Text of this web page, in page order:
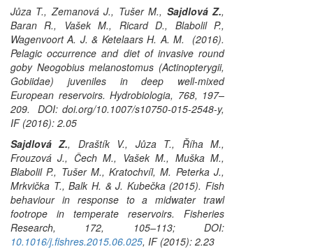
Jůza T., Zemanová J., Tušer M., Sajdlová Z.,
Baran R., Vašek M., Ricard D., Blabolil P.,
Wagenvoort A. J. & Ketelaars H. A. M. (2016).
Pelagic occurrence and diet of invasive round
goby Neogobius melanostomus (Actinopterygii,
Gobiidae) juveniles in deep well-mixed
European reservoirs. Hydrobiologia, 768, 197–
209. DOI: doi.org/10.1007/s10750-015-2548-y,
IF (2016): 2.05
Sajdlová Z., Draštík V., Jůza T., Říha M.,
Frouzová J., Čech M., Vašek M., Muška M.,
Blabolil P., Tušer M., Kratochvíl, M. Peterka J.,
Mrkvička T., Balk H. & J. Kubečka (2015). Fish
behaviour in response to a midwater trawl
footrope in temperate reservoirs. Fisheries
Research, 172, 105–113; DOI:
10.1016/j.fishres.2015.06.025, IF (2015): 2.23